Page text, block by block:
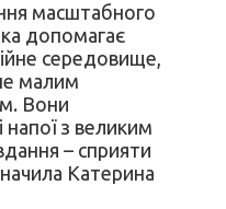
масштабного
допомагає
середовище,
малим
Вони
напої з великим
– сприяти
Катерина